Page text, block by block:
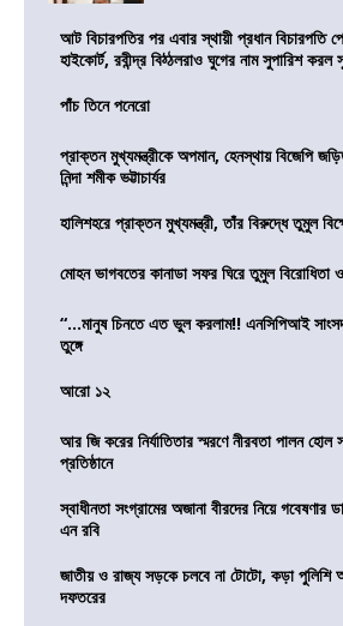
আট বিচারপতির পর এবার স্থায়ী প্রধান বিচারপতি
হাইকোর্ট, রবীন্দ্র বিঠ্ঠলরাও ঘুগের নাম সুপারিশ করল
পাঁচ তিনে পনেরো
প্রাক্তন মুখ্যমন্ত্রীকে অপমান, হেনস্থায় বিজেপি
নিন্দা শমীক ভট্টাচার্যর
হালিশহরে প্রাক্তন মুখ্যমন্ত্রী, তাঁর বিরুদ্ধে তুমুল
মোহন ভাগবতের কানাডা সফর ঘিরে তুমুল বিরোধিতা
“…মানুষ চিনতে এত ভুল করলাম!! এনসিপিআই সাংসদ
তুঙ্গে
আরো ১২
আর জি করের নির্যাতিতার স্মরণে নীরবতা পালন হোল
প্রতিষ্ঠানে
স্বাধীনতা সংগ্রামের অজানা বীরদের নিয়ে
এন রবি
জাতীয় ও রাজ্য সড়কে চলবে না টোটো, কড়া পুলিশি
দফতরের